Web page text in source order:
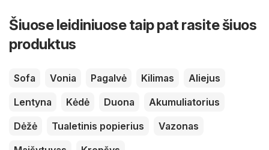
Šiuose leidiniuose taip pat rasite šiuos
produktus
Sofa Vonia Pagalvė Kilimas
Aliejus
Lentyna
Kėdė Duona
Akumuliatorius
Dėžė
Tualetinis popierius
Vazonas